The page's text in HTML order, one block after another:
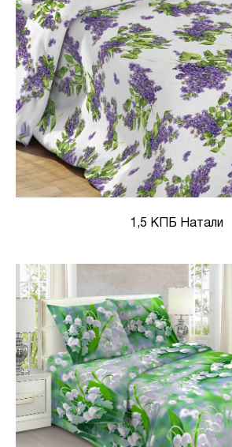
1,5 КПБ Натали